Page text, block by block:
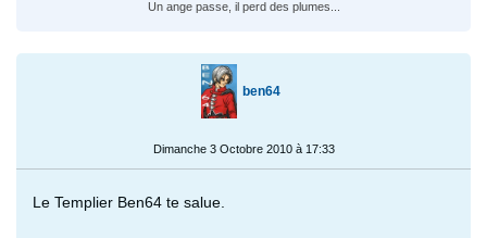
Un ange passe, il perd des plumes...
ben64
Dimanche 3 Octobre 2010 à 17:33
Le Templier Ben64 te salue.